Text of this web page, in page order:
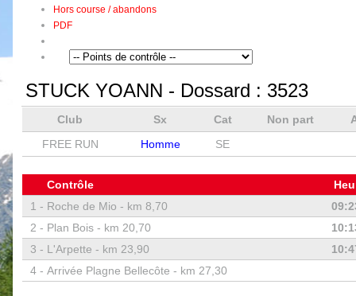
Hors course / abandons
PDF
STUCK YOANN - Dossard : 3523
Club Sx Cat Non part
FREE RUN
Homme SE
Contrôle
1 - Roche de Mio - km 8,70
2 - Plan Bois - km 20,70
3 - L'Arpette - km 23,90
4 - Arrivée Plagne Bellecôte - km 27,30